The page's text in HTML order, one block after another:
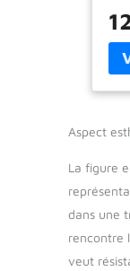
en
les
Aspect
La figure
dans une
rencontre
veut